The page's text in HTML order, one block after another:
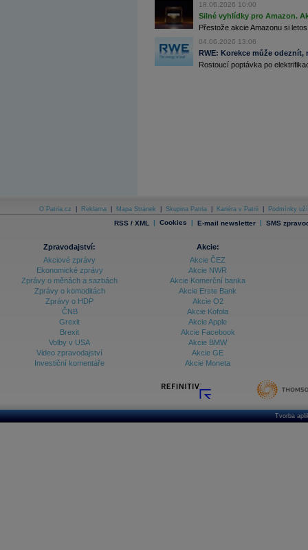
DATA EXPORT
Databanka - Akcie
Databanka - Ekonomický růst
Databanka - Indexy
Databanka - Měnové kurzy
Databanka - Trh práce
Databanka - Úrokové sazby
Databanka - Veřejné rozpočty
Databanka akcie - Svět
18.06.2026 10:00
Silné vyhlídky pro Amazon.
Přestože akcie Amazonu si
04.06.2026 13:06
RWE: Korekce může
Rostoucí poptávka po
O Patria.cz Reklama Mapa Stránek Skupina Patria Kariéra v Patrii Podmínky
RSS / XML | Cookies | E-mail newsletter | SMS
Zpravodajství:
Akciové zprávy
Ekonomické zprávy
Zprávy o měnách a sazbách
Zprávy o komoditách
Zprávy o HDP
ČNB
Grexit
Brexit
Volby v USA
Video zpravodajství
Investiční komentáře
Akcie:
Akcie ČEZ
Akcie NWR
Akcie Komerční banka
Akcie Erste Bank
Akcie O2
Akcie Kofola
Akcie Apple
Akcie Facebook
Akcie BMW
Akcie GE
Akcie Moneta
Tvorba